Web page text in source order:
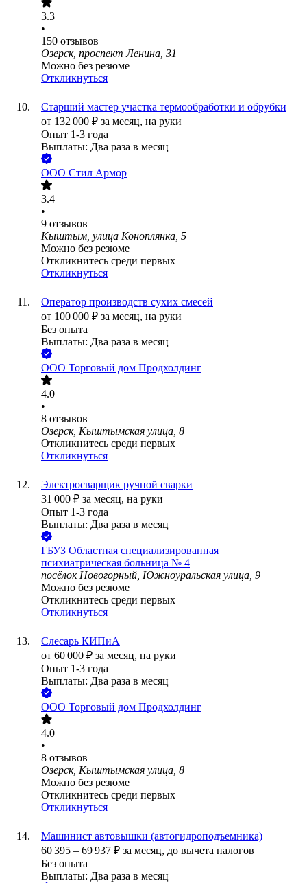
3.3
•
150 отзывов
Озерск, проспект Ленина, 31
Можно без резюме
Откликнуться
Старший мастер участка термообработки и обрубки
от 132 000 ₽ за месяц, на руки
Опыт 1-3 года
Выплаты: Два раза в месяц
ООО Стил Армор
3.4
•
9 отзывов
Кыштым, улица Коноплянка, 5
Можно без резюме
Откликнитесь среди первых
Откликнуться
Оператор производств сухих смесей
от 100 000 ₽ за месяц, на руки
Без опыта
Выплаты: Два раза в месяц
ООО Торговый дом Продхолдинг
4.0
•
8 отзывов
Озерск, Кыштымская улица, 8
Откликнитесь среди первых
Откликнуться
Электросварщик ручной сварки
31 000 ₽ за месяц, на руки
Опыт 1-3 года
Выплаты: Два раза в месяц
ГБУЗ Областная специализированная
психиатрическая больница № 4
посёлок Новогорный, Южноуральская улица, 9
Можно без резюме
Откликнитесь среди первых
Откликнуться
Слесарь КИПиА
от 60 000 ₽ за месяц, на руки
Опыт 1-3 года
Выплаты: Два раза в месяц
ООО Торговый дом Продхолдинг
4.0
•
8 отзывов
Озерск, Кыштымская улица, 8
Можно без резюме
Откликнитесь среди первых
Откликнуться
Машинист автовышки (автогидроподъемника)
60 395 – 69 937 ₽ за месяц, до вычета налогов
Без опыта
Выплаты: Два раза в месяц